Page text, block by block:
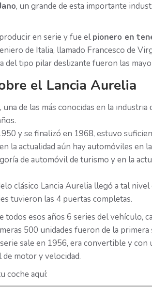
, un grande de esta importante
en serie y fue elpionero en
de Italia, llamado Francesco de
del tipo pilar deslizante fueron las
el Lancia Aurelia
, una de las más conocidas en la
y se finalizó en 1968, estuvo
la actualidad aún hay automóviles en
de automóvil de turismo y en la
clásico Lancia Aurelia llegó a tal
tuvieron las 4 puertas completas.
todos esos años 6 series del vehículo,
500 unidades fueron de la
sale en 1956, era convertible y con
motor y velocidad.
coche aquí: